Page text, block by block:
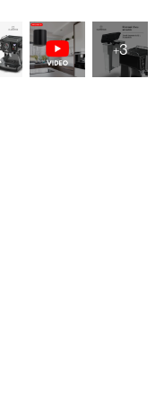
+3